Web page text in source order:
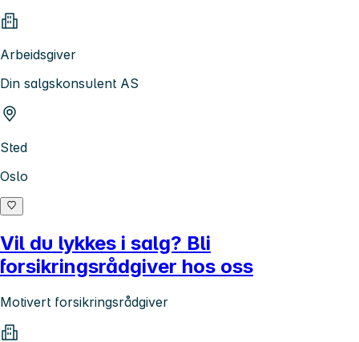
Arbeidsgiver
Din salgskonsulent AS
Sted
Oslo
Vil du lykkes i salg? Bli
forsikringsrådgiver hos oss
Motivert forsikringsrådgiver